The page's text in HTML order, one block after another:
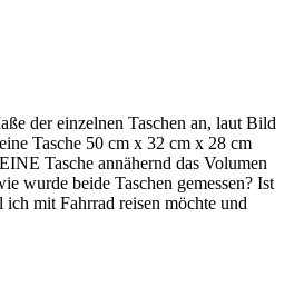
der einzelnen Taschen an, laut Bild
Tasche 50 cm x 32 cm x 28 cm
Tasche annähernd das Volumen
wurde beide Taschen gemessen? Ist
mit Fahrrad reisen möchte und